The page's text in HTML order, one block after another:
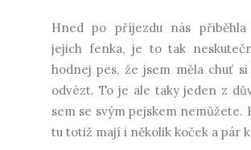
Hned po příjezdu nás přiběhla
jejich fenka, je to tak
hodnej pes, že jsem měla chuť
odvézt. To je ale taky jeden z
sem se svým pejskem nemůžete.
tu totiž mají i několik koček a pár